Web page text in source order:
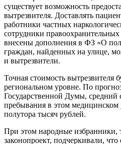
существует возможность
вытрезвителя. Доставлять
работники частных
сотрудники
внесены дополнения в ФЗ «О
граждан, найденных на улице,
и вытрезвители.
Точная стоимость вытрезвителя
региональном уровне. По
Государственной Думы, средний
пребывания в этом медицинском
полутора тысяч рублей.
При этом народные избранники,
законопроект, подчеркивали, что